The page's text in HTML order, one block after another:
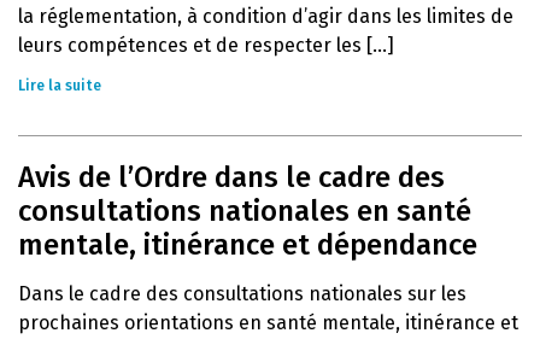
la réglementation, à condition d’agir dans les limites de
leurs compétences et de respecter les [...]
Lire la suite
Avis de l’Ordre dans le cadre des
consultations nationales en santé
mentale, itinérance et dépendance
Dans le cadre des consultations nationales sur les
prochaines orientations en santé mentale, itinérance et